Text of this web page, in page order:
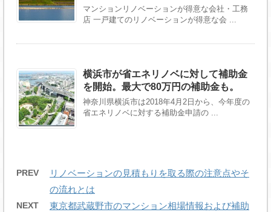
マンションリノベーションが得意な会社・工務
店 一戸建てのリノベーションが得意な会 ...
横浜市が省エネリノベに対して補助金
を開始。最大で80万円の補助金も。
神奈川県横浜市は2018年4月2日から、今年度の
省エネリノベに対する補助金申請の ...
PREV
リノベーションの見積もりを取る際の注意点やそ
の流れとは
NEXT
東京都武蔵野市のマンション相場情報および補助